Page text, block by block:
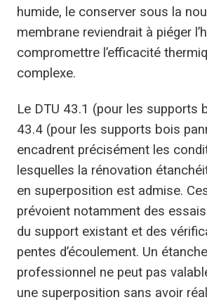
humide, le conserver sous la
membrane reviendrait à piéger
compromettre l’efficacité
complexe.
Le DTU 43.1 (pour les supports
43.4 (pour les supports bois
encadrent précisément les
lesquelles la rénovation
en superposition est admise.
prévoient notamment des
du support existant et des
pentes d’écoulement. Un
professionnel ne peut pas
une superposition sans avoir